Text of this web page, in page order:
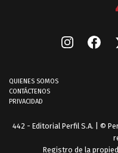
QUIENES SOMOS
CONTÁCTENOS
PRIVACIDAD
442 - Editorial Perfil S.A. | ©
Registro de la